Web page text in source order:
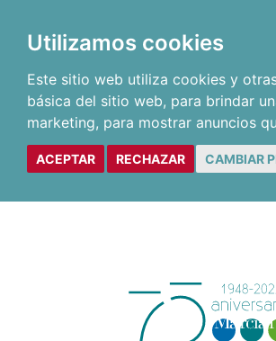
Utilizamos cookies
Este sitio web utiliza cookies y
básica del sitio web, para brindar
marketing, para mostrar anuncios
ACEPTAR RECHAZAR CAMBIAR